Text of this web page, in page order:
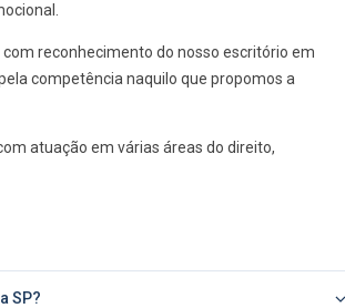
reconhecimento do nosso escritório em
competência naquilo que propomos a
atuação em várias áreas do direito,
SP?